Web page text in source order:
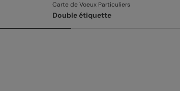
Carte de Voeux Particuliers
Double étiquette